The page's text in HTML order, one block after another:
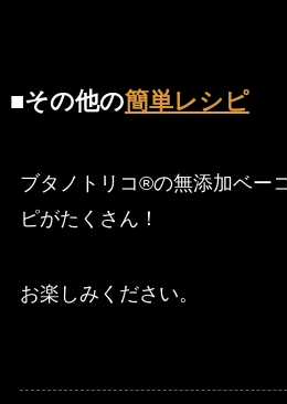
■その他の簡単レシピ
ブタノトリコ®の無添加ベー
ピがたくさん！
お楽しみください。